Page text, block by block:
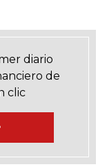
diario
de
clic